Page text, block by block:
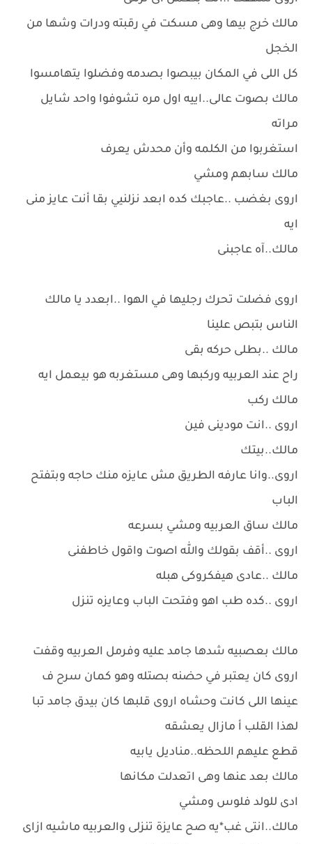
مالك خرج بيها وهى مسكت في رقبته ودرات وشها من
الخجل
كل اللى في المكان بيبصوا بصدمه وفضلوا يتهامسوا
مالك بصوت عالى..اييه اول مره تشوفوا واحد شايل
مراته
استغربوا من الكلمه وأن محدش يعرف
مالك سابهم ومشي
اروى بغضب ..عاجبك كده ابعد نزلنيي بقا أنت عايز منى
ايه
مالك..آه عاجبنى
اروى فضلت تحرك رجليها في الهوا ..ابعدد يا مالك
الناس بتبص علينا
مالك ..بطلى حركه بقى
راح عند العربيه وركبها وهى مستغربه هو بيعمل ايه
مالك ركب
اروى ..انت مودينى فين
مالك..بيتك
اروى..وانا عارفه الطريق مش عايزه منك حاجه وبتفتح
الباب
مالك ساق العربيه ومشي بسرعه
اروى ..أقف بقولك والله اصوت واقول خاطفنى
مالك ..عادى هيفكروكى هبله
اروى ..كده طب اهو وفتحت الباب وعايزه تنزل
مالك بعصبيه شدها جامد عليه وفرمل العربيه وقفت
اروى كان يعتبر في حضنه بصتله وهو كمان سرح ف
عينها اللى كانت وحشاه اروى قلبها كان بيدق جامد تبا
لهذا القلب أ مازال يعشقه
قطع عليهم اللحظه..مناديل يابيه
مالك بعد عنها وهى اتعدلت مكانها
ادى للولد فلوس ومشي
مالك..انتى غب*يه صح عايزة تنزلى والعربيه ماشيه ازاى